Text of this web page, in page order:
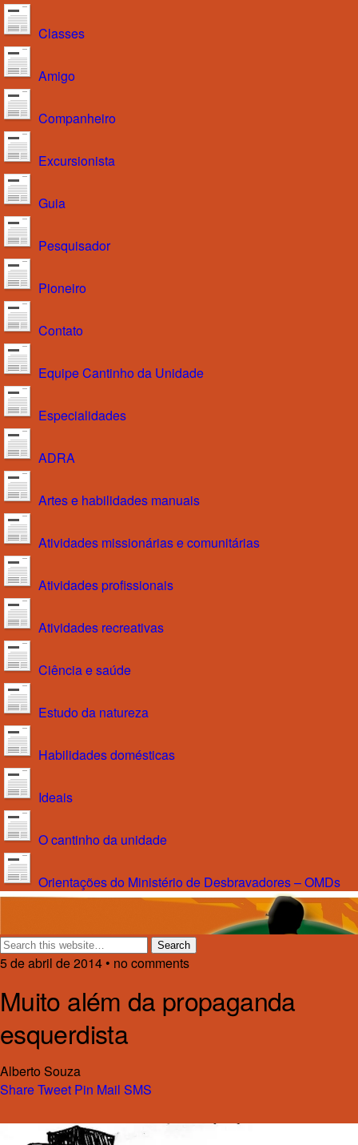
Classes
Amigo
Companheiro
Excursionista
Guia
Pesquisador
Pioneiro
Contato
Equipe Cantinho da Unidade
Especialidades
ADRA
Artes e habilidades manuais
Atividades missionárias e comunitárias
Atividades profissionais
Atividades recreativas
Ciência e saúde
Estudo da natureza
Habilidades domésticas
Ideais
O cantinho da unidade
Orientações do Ministério de Desbravadores – OMDs
5 de abril de 2014 • no comments
Muito além da propaganda
esquerdista
Alberto Souza
ShareTweet Pin Mail SMS